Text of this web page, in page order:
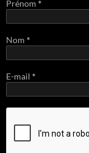
Prénom *
Nom *
E-mail *